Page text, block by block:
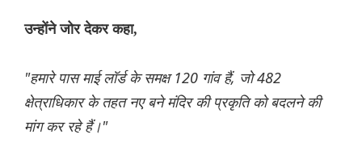
उन्होंने जोर देकर कहा,
"हमारे पास माई लॉर्ड के समक्ष 120 गांव हैं, जो 482
क्षेत्राधिकार के तहत नए बने मंदिर की प्रकृति को बदलने की
मांग कर रहे हैं।"